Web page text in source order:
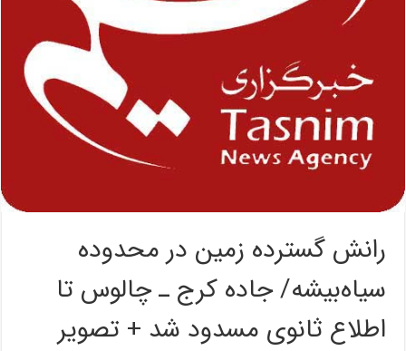
رانش گسترده زمین در محدوده
سیاه‌بیشه/ جاده کرج ـ چالوس تا
اطلاع ثانوی مسدود شد + تصویر